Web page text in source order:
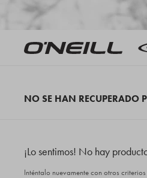
NO SE HAN RECUPERADO
¡Lo sentimos! No hay
Inténtalo nuevamente con otros